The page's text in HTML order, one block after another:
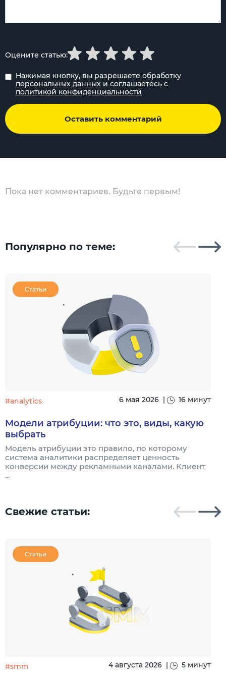
Нажимая кнопку, вы разрешаете обработку
персональных данных и соглашаетесь с
политикой конфиденциальности
Оставить комментарий
Оцените статью:
Пока нет комментариев. Будьте первым!
Популярно по теме:
Статьи
#analytics 6 мая 2026 16 минут
Модели атрибуции: что это, виды, какую
выбрать
Модель атрибуции это правило, по которому
система аналитики распределяет ценность
конверсии между рекламными каналами. Клиент
...
Свежие статьи:
Статьи
#smm 4 августа 2026 | 5 минут